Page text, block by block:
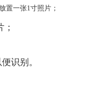
置一张1寸照片；
识别。